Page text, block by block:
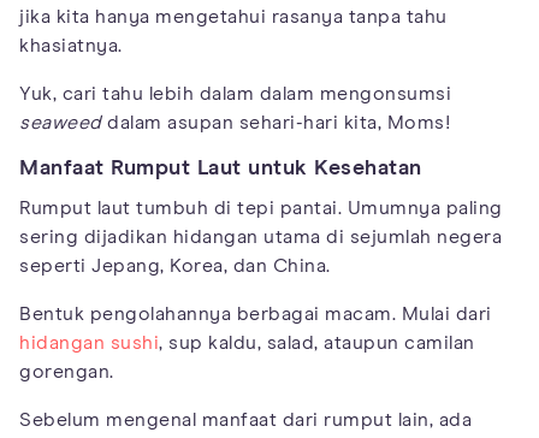
jika kita hanya mengetahui rasanya tanpa tahu
khasiatnya.
Yuk, cari tahu lebih dalam dalam mengonsumsi
seaweeddalam asupan sehari-hari kita, Moms!
Manfaat Rumput Laut untuk Kesehatan
Rumput laut tumbuh di tepi pantai. Umumnya paling
sering dijadikan hidangan utama di sejumlah negera
seperti Jepang, Korea, dan China.
Bentuk pengolahannya berbagai macam. Mulai dari
hidangan sushi, sup kaldu, salad, ataupun camilan
gorengan.
Sebelum mengenal manfaat dari rumput lain, ada